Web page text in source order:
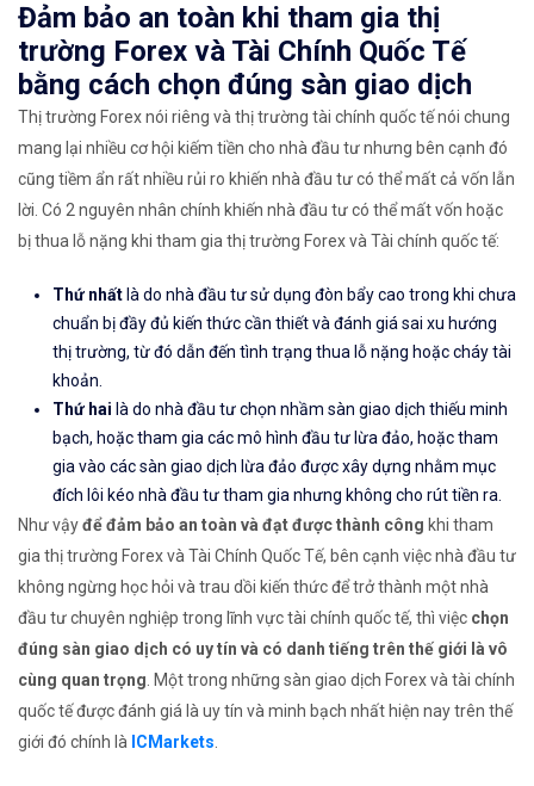
Đảm bảo an toàn khi tham gia thị
trường Forex và Tài Chính Quốc Tế
bằng cách chọn đúng sàn giao dịch
Thị trường Forex nói riêng và thị trường tài chính quốc tế nói chung
mang lại nhiều cơ hội kiếm tiền cho nhà đầu tư nhưng bên cạnh đó
cũng tiềm ẩn rất nhiều rủi ro khiến nhà đầu tư có thể mất cả vốn lẫn
lời. Có 2 nguyên nhân chính khiến nhà đầu tư có thể mất vốn hoặc
bị thua lỗ nặng khi tham gia thị trường Forex và Tài chính quốc tế:
Thứ nhất là do nhà đầu tư sử dụng đòn bẩy cao trong khi chưa
chuẩn bị đầy đủ kiến thức cần thiết và đánh giá sai xu hướng
thị trường, từ đó dẫn đến tình trạng thua lỗ nặng hoặc cháy tài
khoản.
Thứ hai là do nhà đầu tư chọn nhầm sàn giao dịch thiếu minh
bạch, hoặc tham gia các mô hình đầu tư lừa đảo, hoặc tham
gia vào các sàn giao dịch lừa đảo được xây dựng nhằm mục
đích lôi kéo nhà đầu tư tham gia nhưng không cho rút tiền ra.
Như vậyđể đảm bảo an toàn và đạt được thành công khi tham
gia thị trường Forex và Tài Chính Quốc Tế, bên cạnh việc nhà đầu tư
không ngừng học hỏi và trau dồi kiến thức để trở thành một nhà
đầu tư chuyên nghiệp trong lĩnh vực tài chính quốc tế, thì việc chọn
đúng sàn giao dịch có uy tín và có danh tiếng trên thế giới là vô
cùng quan trọng. Một trong những sàn giao dịch Forex và tài chính
quốc tế được đánh giá là uy tín và minh bạch nhất hiện nay trên thế
giới đó chính là ICMarkets.